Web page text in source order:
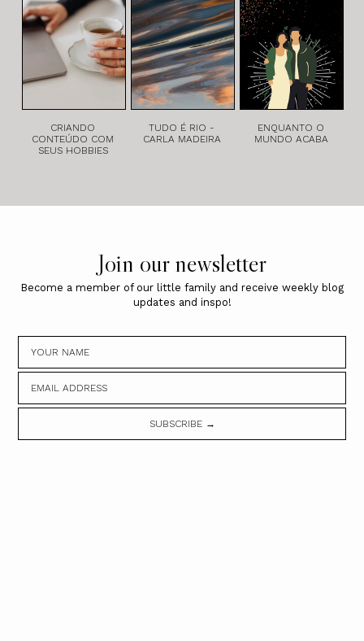
CRIANDO
CONTEÚDO COM
SEUS HOBBIES
TUDO É RIO -
CARLA MADEIRA
ENQUANTO O
MUNDO ACABA
Join our newsletter
Become a member of our little family and receive weekly blog
updates and inspo!